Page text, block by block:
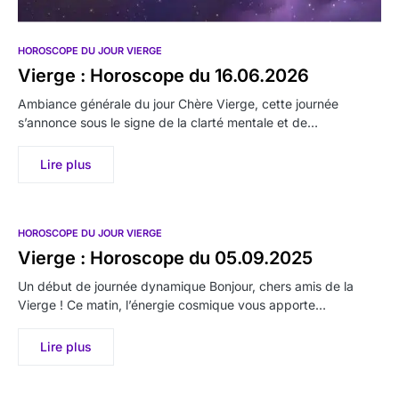
HOROSCOPE DU JOUR VIERGE
Vierge : Horoscope du 16.06.2026
Ambiance générale du jour Chère Vierge, cette journée
s’annonce sous le signe de la clarté mentale et de…
Lire plus
HOROSCOPE DU JOUR VIERGE
Vierge : Horoscope du 05.09.2025
Un début de journée dynamique Bonjour, chers amis de la
Vierge ! Ce matin, l’énergie cosmique vous apporte…
Lire plus